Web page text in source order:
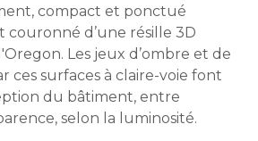
compact et ponctué
couronné d’une résille 3D
Les jeux d’ombre et de
ces surfaces à claire-voie font
du bâtiment, entre
selon la luminosité.